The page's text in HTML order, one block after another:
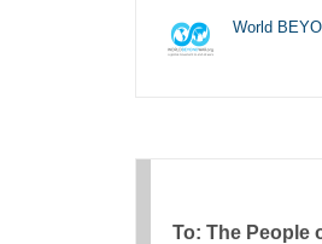
World
To: The People